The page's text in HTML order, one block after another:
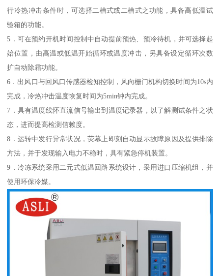
行冷热冲击条件时，可选择二槽式或二槽式之功能，具备高低温试
验箱的功能。
5．可在预约开机时间控制中自动提前预热、预冷待机，并可选择起
始位置，由高温或低温开始循环或温度冲击，另具备设定循环次数
扩自动除霜功能。
6．出风口与回风口传感器检知控制，风向栅门机构切换时间为10s内
完成，冷热冲击温度恢复时间为5min钟内完成。
7．具有温度线怀直流信号输出到温度记录器，以了解测试条件之状
态，进而提高检测信赖度。
8．运转中发行异常状况，荧幕上即刻自动显示故障原因及提供排除
方法，并于发现输入电力不稳时，具有紧急停机装置。
9．冷冻系统采用二元式低温回路系统设计，采用进口压缩机组，并
使用环保冷媒。